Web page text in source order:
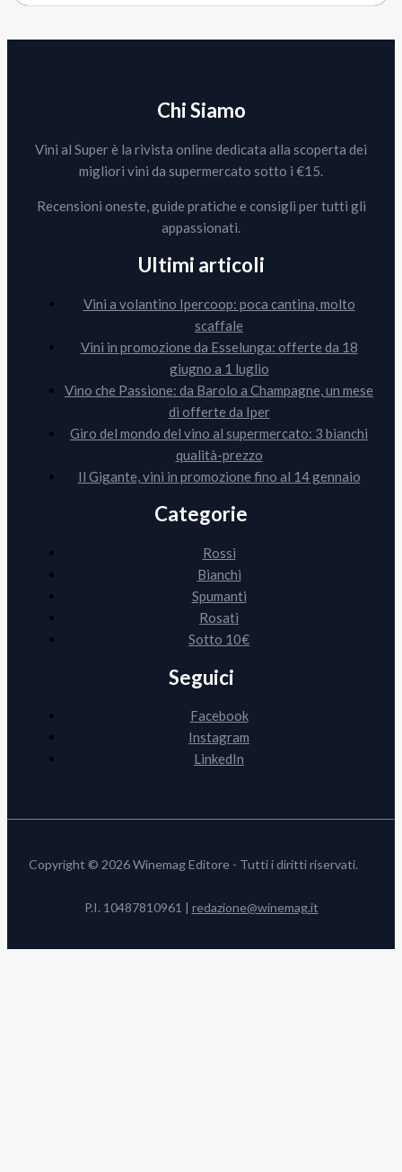
Chi Siamo
Vini al Super è la rivista online dedicata alla scoperta dei
migliori vini da supermercato sotto i €15.
Recensioni oneste, guide pratiche e consigli per tutti gli
appassionati.
Ultimi articoli
Vini a volantino Ipercoop: poca cantina, molto
scaffale
Vini in promozione da Esselunga: offerte da 18
giugno a 1 luglio
Vino che Passione: da Barolo a Champagne, un mese
di offerte da Iper
Giro del mondo del vino al supermercato: 3 bianchi
qualità-prezzo
Il Gigante, vini in promozione fino al 14 gennaio
Categorie
Rossi
Bianchi
Spumanti
Rosati
Sotto 10€
Seguici
Facebook
Instagram
LinkedIn
Copyright © 2026 Winemag Editore - Tutti i diritti riservati.
P.I. 10487810961 | redazione@winemag.it